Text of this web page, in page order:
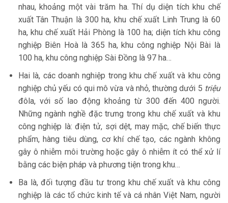
nhau, khoảng một vài trăm ha. Thí dụ diện tích khu chế
xuất Tân Thuận là 300 ha, khu chế xuất Linh Trung là 60
ha, khu chế xuất Hải Phòng là 100 ha; diện tích khu công
nghiệp Biên Hoà là 365 ha, khu công nghiệp Nội Bài là
100 ha, khu công nghiệp Sài Đồng là 97 ha…
Hai là, các doanh nghiệp trong khu chế xuất và khu công
nghiệp chủ yếu có qui mô vừa và nhỏ, thường dưới 5 triệu
đôla, với số lao động khoảng từ 300 đến 400 người.
Những ngành nghề đặc trưng trong khu chế xuất và khu
công nghiệp là: điện tử, sợi dệt, may mặc, chế biến thực
phẩm, hàng tiêu dùng, cơ khí chế tạo, các ngành không
gây ô nhiễm môi trường hoặc gây ô nhiễm ít có thể xử lí
bằng các biện pháp và phương tiện trong khu…
Ba là, đối tượng đầu tư trong khu chế xuất và khu công
nghiệp là các tổ chức kinh tế và cá nhân Việt Nam, người